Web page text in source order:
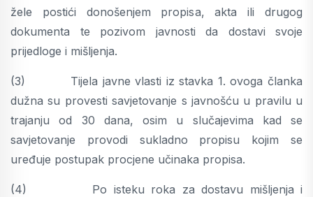
žele postići donošenjem propisa, akta ili drugog
dokumenta te pozivom javnosti da dostavi svoje
prijedloge i mišljenja.
(3) Tijela javne vlasti iz stavka 1. ovoga članka
dužna su provesti savjetovanje s javnošću u pravilu u
trajanju od 30 dana, osim u slučajevima kad se
savjetovanje provodi sukladno propisu kojim se
uređuje postupak procjene učinaka propisa.
(4) Po isteku roka za dostavu mišljenja i